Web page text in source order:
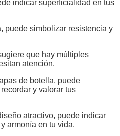
indicar superficialidad en tus
puede simbolizar resistencia y
que hay múltiples
atención.
de botella, puede
y valorar tus
atractivo, puede indicar
armonía en tu vida.